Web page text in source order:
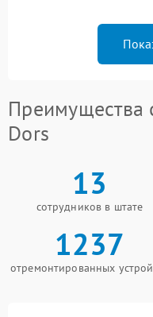
Преимущества
Dors
13
сотрудников в штате
1237
отремонтированных